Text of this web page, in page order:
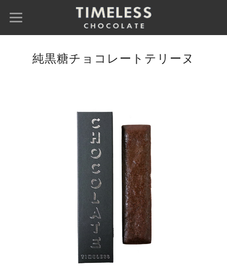
純黒糖チョコレートテリーヌ